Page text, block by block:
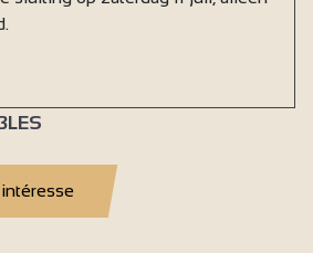
sanitair
aangepaste diensten
diensten
met hulp